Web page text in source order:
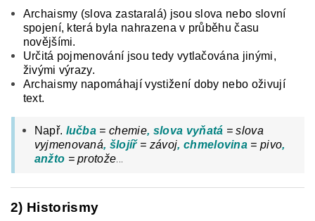
Archaismy (slova zastaralá) jsou slova nebo slovní
spojení, která byla nahrazena v průběhu času
novějšími.
Určitá pojmenování jsou tedy vytlačována jinými,
živými výrazy.
Archaismy napomáhají vystižení doby nebo oživují
text.
Např. lučba = chemie, slova vyňatá = slova
vyjmenovaná, šlojíř = závoj, chmelovina = pivo,
anžto = protože...
2) Historismy